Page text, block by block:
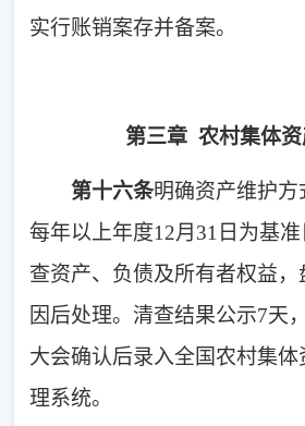
实行账销案存并备案。
第三章 农村集体
第十六条明确资产维护方
每年以上年度12月31日为基
查资产、负债及所有者权益，
因后处理。清查结果公示7天
大会确认后录入全国农村集体
理系统。